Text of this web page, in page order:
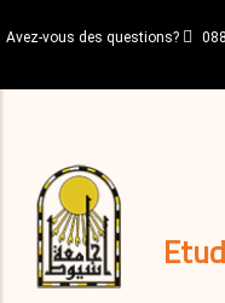
au
principal
Avez-vous des questions?
décisions
Expatriés
Journal